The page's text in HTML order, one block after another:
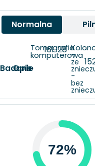
Normalna
Badanie
Opis
Tomografia
komputerowa
161 28 -
ze
-
bez
-
72%